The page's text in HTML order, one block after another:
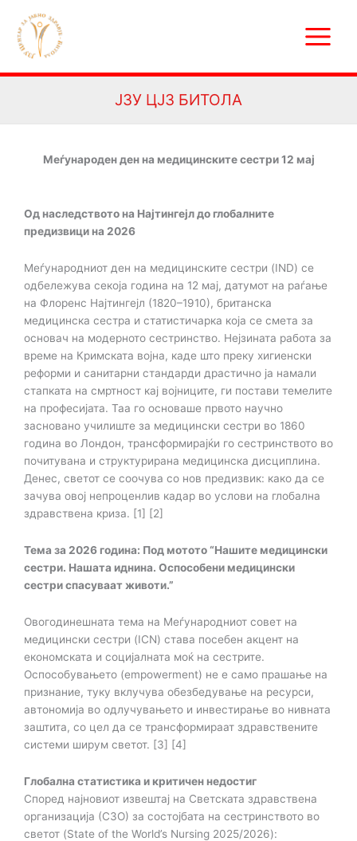
content
Menu
ЈЗУ ЦЈЗ БИТОЛА
Меѓународен ден на медицинските сестри 12 мај
Од наследството на Најтингејл до глобалните
предизвици на 2026
Меѓународниот ден на медицинските сестри (IND) се
одбележува секоја година на 12 мај, датумот на раѓање
на Флоренс Најтингејл (1820–1910), британска
медицинска сестра и статистичарка која се смета за
основач на модерното сестринство. Нејзината работа за
време на Кримската војна, каде што преку хигиенски
реформи и санитарни стандарди драстично ја намали
стапката на смртност кај војниците, ги постави темелите
на професијата. Таа го основаше првото научно
засновано училиште за медицински сестри во 1860
година во Лондон, трансформирајќи го сестринството во
почитувана и структурирана медицинска дисциплина.
Денес, светот се соочува со нов предизвик: како да се
зачува овој непроценлив кадар во услови на глобална
здравствена криза. [1] [2]
Тема за 2026 година: Под мотото “Нашите медицински
сестри. Нашата иднина. Оспособени медицински
сестри спасуваат животи.”
Овогодинешната тема на Меѓународниот совет на
медицински сестри (ICN) става посебен акцент на
економската и социјалната моќ на сестрите.
Оспособувањето (empowerment) не е само прашање на
признание, туку вклучува обезбедување на ресурси,
автономија во одлучувањето и инвестирање во нивната
заштита, со цел да се трансформираат здравствените
системи ширум светот. [3] [4]
Глобална статистика и критичен недостиг
Според најновиот извештај на Светската здравствена
организација (СЗО) за состојбата на сестринството во
светот (State of the World’s Nursing 2025/2026):